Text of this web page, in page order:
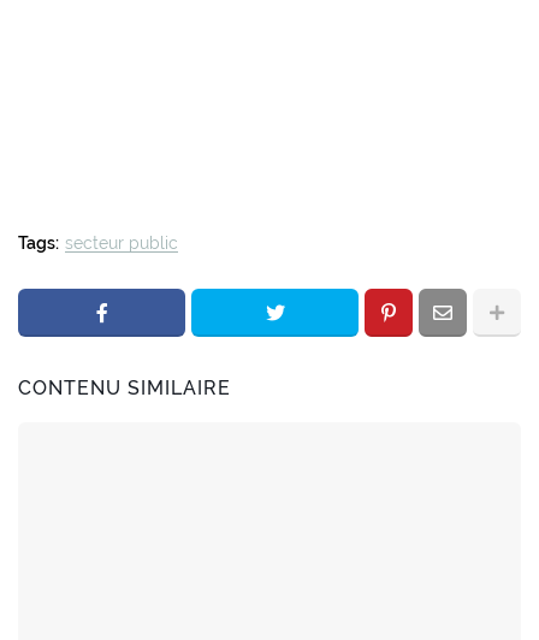
Tags: secteur public
CONTENU SIMILAIRE